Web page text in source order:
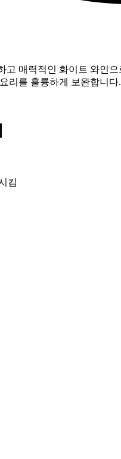
매력적인 화이트 와인
리를 훌륭하게 보완합니다.
킴